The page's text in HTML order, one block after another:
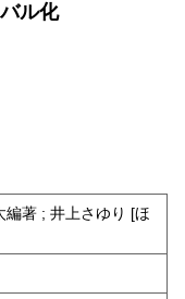
ル化
編著 ; 井上さゆり [ほ